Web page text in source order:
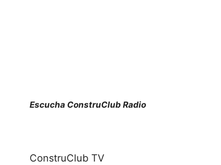
Escucha ConstruClub Radio
ConstruClub TV